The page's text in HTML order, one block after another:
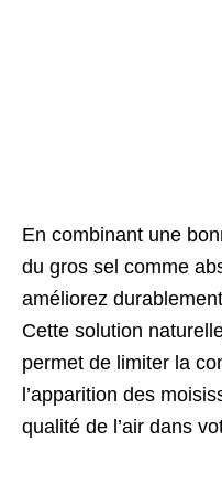
En combinant une
du gros sel comme
améliorez
Cette solution
permet de limiter la
l’apparition des
qualité de l’air dans